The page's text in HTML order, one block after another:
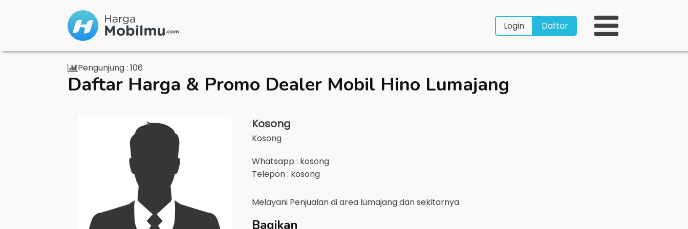
Login Daftar
Pengunjung : 106
Daftar Harga & Promo Dealer Mobil Hino Lumajang
Kosong
Kosong
Whatsapp : kosong
Telepon : kosong
Melayani Penjualan di area lumajangdan sekitarnya
Bagikan